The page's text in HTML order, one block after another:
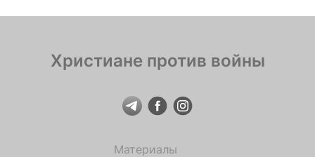
Христиане против войны
Материалы